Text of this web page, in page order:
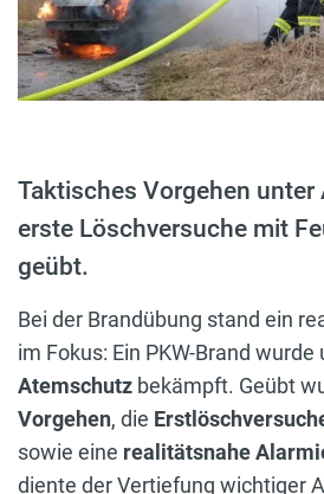
Taktisches Vorgehen
erste Löschversuche mit
geübt.
Bei der Brandübung stand ein
im Fokus: Ein PKW-Brand wurde
Atemschutz bekämpft. Geübt
Vorgehen, die
sowie eine realitätsnahe
diente der Vertiefung wichtiger